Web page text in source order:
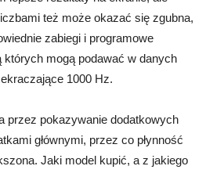
też może okazać się zgubna,
zabiegi i programowe
mogą podawać w danych
1000 Hz.
przez pokazywanie dodatkowych
głównymi, przez co płynność
Jaki model kupić, a z jakiego